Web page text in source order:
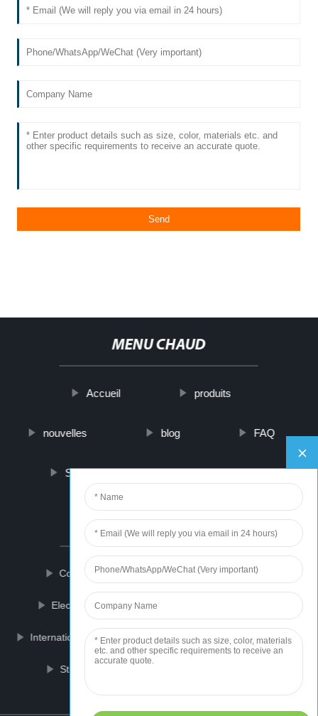
MENU CHAUD
Accueil produits
nouvelles blog FAQ
Sur nous contactez-nous
PARTNER COMPANY
Concrete Floor Grinder L-Ergothioneine
Electro Galvanized Coil
International Door To Door Shipping Ms Flange Type
Strange Sex Toys